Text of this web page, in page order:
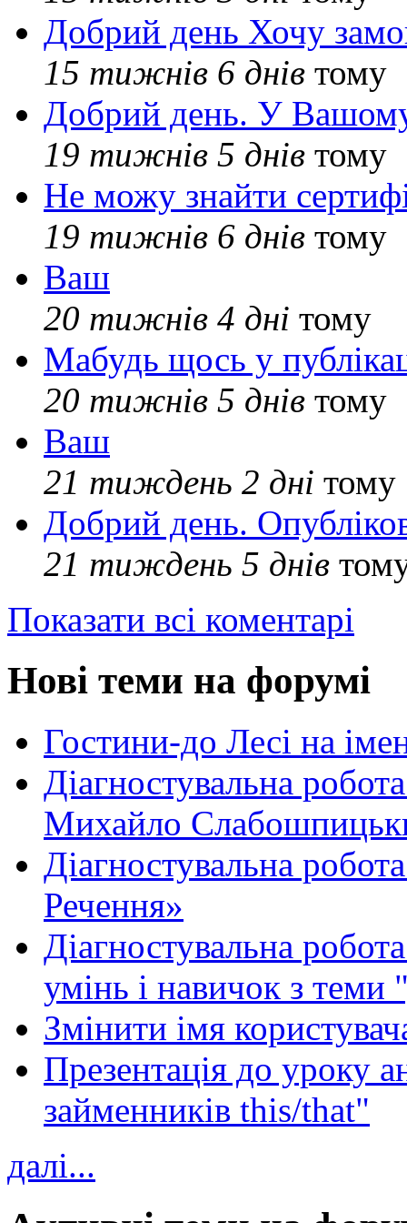
Добрий день Хочу
15 тижнів 6 днів тому
Добрий день. У Вашому
19 тижнів 5 днів тому
Не можу знайти
19 тижнів 6 днів тому
Ваш
20 тижнів 4 дні тому
Мабудь щось у
20 тижнів 5 днів тому
Ваш
21 тиждень 2 дні тому
Добрий день.
21 тиждень 5 днів
Показати всі коментарі
Нові теми на форумі
Гостини-до Лесі на
Діагностувальна
Михайло
Діагностувальна
Речення»
Діагностувальна
умінь і навичок з теми
Змінити імя
Презентація до уроку
займенників this/that"
далі...